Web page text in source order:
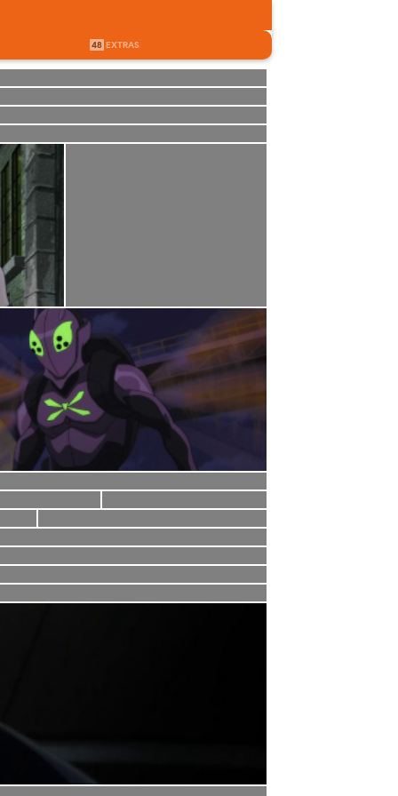
48 EXTRAS